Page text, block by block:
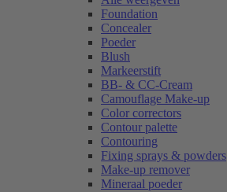
Foundation
Concealer
Poeder
Blush
Markeerstift
BB- & CC-Cream
Camouflage Make-up
Color correctors
Contour palette
Contouring
Fixing sprays & powders
Make-up remover
Mineraal poeder